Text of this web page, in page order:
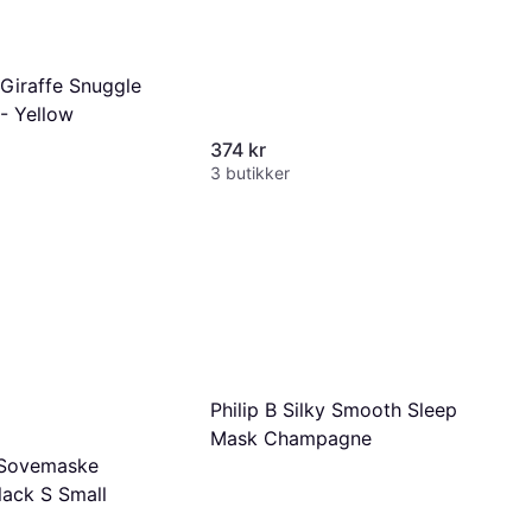
Snuggle
Yellow
374 kr
3 butikker
S Small
Philip B Silky Smooth Sleep
Mask Champagne